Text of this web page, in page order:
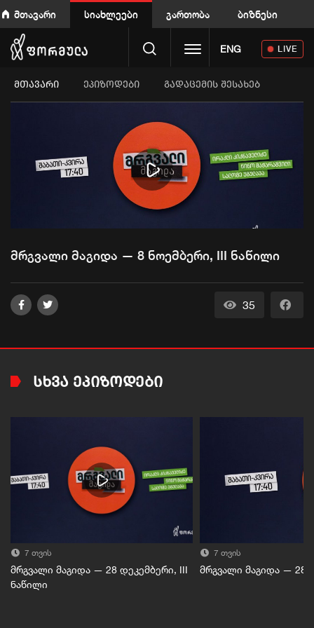
მთავარი სიახლეები გართობა ბიზნესი
Toggle navigation
ENG LIVE
ᲛᲗᲐᲕᲐᲠᲘ ეპიზოდები გადაცემის შესახებ
Play
Video
მრგვალი მაგიდა — 8 ნოემბერი, III ნაწილი
35
ᲡᲮᲕᲐ ᲔᲞᲘᲖᲝᲓᲔᲑᲘ
7 თვის
მრგვალი მაგიდა — 28 დეკემბერი, III
ნაწილი
7 თვის
მრგვალი მაგიდა — 28